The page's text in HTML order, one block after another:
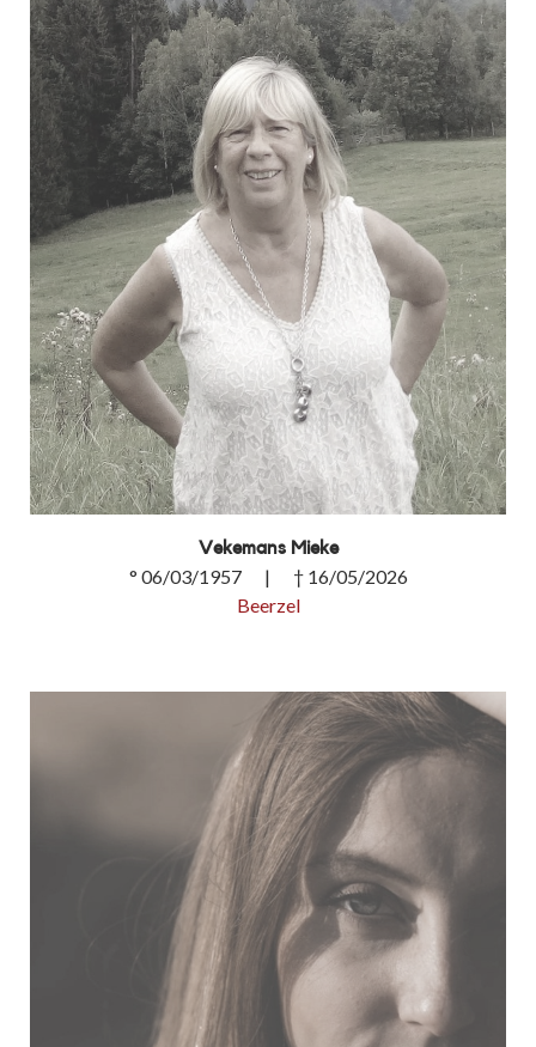
Vekemans Mieke
Vekemans Mieke
° 06/03/1957 | † 16/05/2026
Beerzel